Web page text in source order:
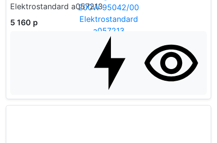
Elektrostandard a057213
5 160 р